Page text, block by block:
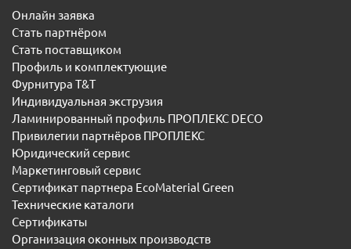
Онлайн заявка
Стать партнёром
Стать поставщиком
Профиль и комплектующие
Фурнитура T&T
Индивидуальная экструзия
Ламинированный профиль ПРОПЛЕКС DECO
Привилегии партнёров ПРОПЛЕКС
Юридический сервис
Маркетинговый сервис
Сертификат партнера EcoMaterial Green
Технические каталоги
Сертификаты
Организация оконных производств